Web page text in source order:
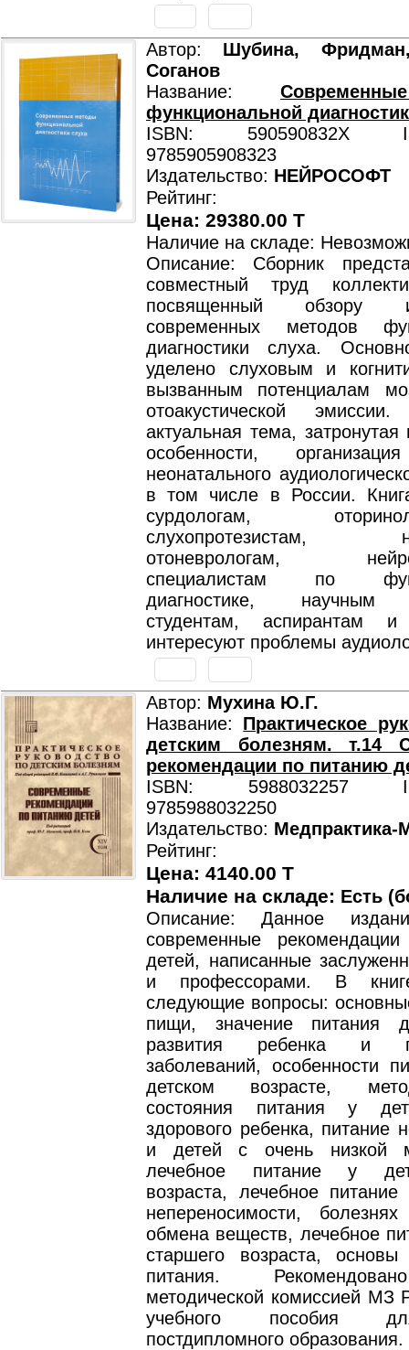
Автор: Шубина,
Соганов
Название:
функциональной
ISBN: 590590832X
9785905908323
Издательство: НЕЙРОСОФТ
Рейтинг:
Цена: 29380.00 T
Наличие на складе:
Описание: Сборник
совместный труд
посвященный обзору
современных методов
диагностики слуха.
уделено слуховым и
вызванным потенциалам
отоакустической
актуальная тема,
особенности,
неонатального
в том числе в России.
сурдологам,
слухопротезистам,
отоневрологам,
специалистам по
диагностике, научным
студентам, аспирантам
интересуют проблемы
Автор: Мухина Ю.Г.
Название: Практическое
детским болезням. т.14
рекомендации по питанию
ISBN: 5988032257
9785988032250
Издательство: Медпрактика-
Рейтинг:
Цена: 4140.00 T
Наличие на складе: Есть
Описание: Данное
современные
детей, написанные
и профессорами. В
следующие вопросы:
пищи, значение питания
развития ребенка и
заболеваний, особенности
детском возрасте,
состояния питания у
здорового ребенка, питание
и детей с очень низкой
лечебное питание у
возраста, лечебное
непереносимости,
обмена веществ, лечебное
старшего возраста, основы
питания.
методической комиссией МЗ
учебного пособия
постдипломного образования.